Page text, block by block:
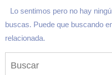
Lo sentimos pero no hay
buscas. Puede que buscando
relacionada.